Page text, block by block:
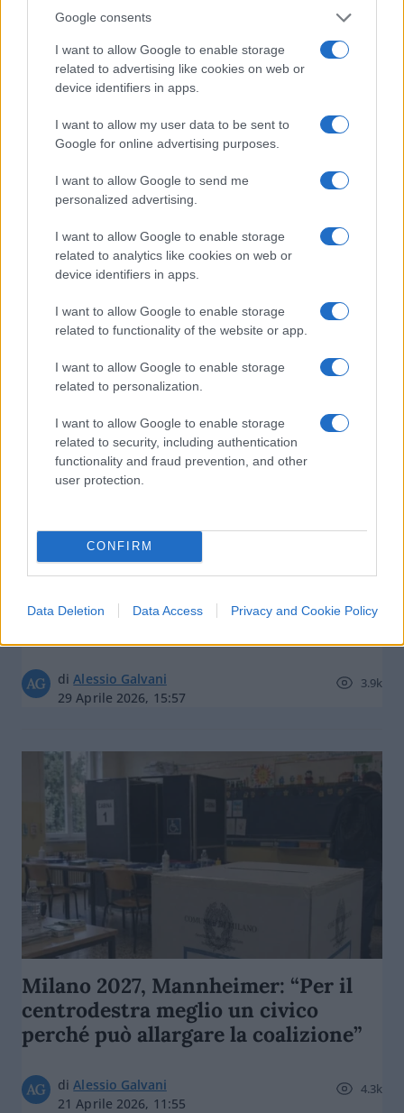
Google consents
I want to allow Google to enable storage
related to advertising like cookies on web or
device identifiers in apps.
I want to allow my user data to be sent to
Google for online advertising purposes.
I want to allow Google to send me
personalized advertising.
I want to allow Google to enable storage
related to analytics like cookies on web or
device identifiers in apps.
I want to allow Google to enable storage
related to functionality of the website or app.
I want to allow Google to enable storage
related to personalization.
I want to allow Google to enable storage
related to security, including authentication
functionality and fraud prevention, and other
user protection.
CONFIRM
Data Deletion Data Access Privacy and Cookie Policy
Lupi a Direzione Nord: “I Civici
partecipino al progetto, non solo
diRedazione Milano
Azione non sosterrà mai Lupi
candidato. Ecco perché Forza Italia
diAlessio Galvani
29 Aprile 2026, 15:57
3.9k
Milano 2027, Mannheimer: “Per il
centrodestra meglio un civico
perché può allargare la coalizione”
diAlessio Galvani
21 Aprile 2026, 11:55
4.3k